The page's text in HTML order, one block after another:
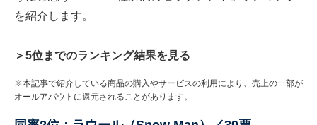
を紹介します。
＞5位までのランキング結果を見る
※本記事で紹介している商品の購入やサービスの利用により、売上の一部が
オールアバウトに還元されることがあります。